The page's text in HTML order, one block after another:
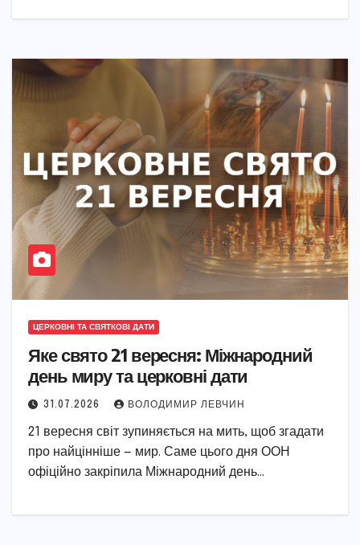
ЦЕРКОВНІ ТА СВЯТКОВІ ДАТИ
Яке свято 21 вересня: Міжнародний
день миру та церковні дати
31.07.2026 ВОЛОДИМИР ЛЕВЧИН
21 вересня світ зупиняється на мить, щоб згадати
про найцінніше — мир. Саме цього дня ООН
офіційно закріпила Міжнародний день…